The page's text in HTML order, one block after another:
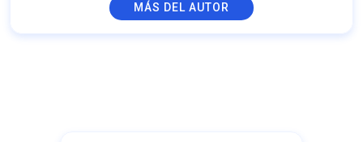
MÁS DEL AUTOR